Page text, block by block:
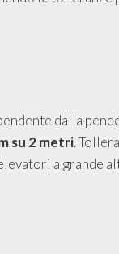
dalla
su 2 metri.
a grande